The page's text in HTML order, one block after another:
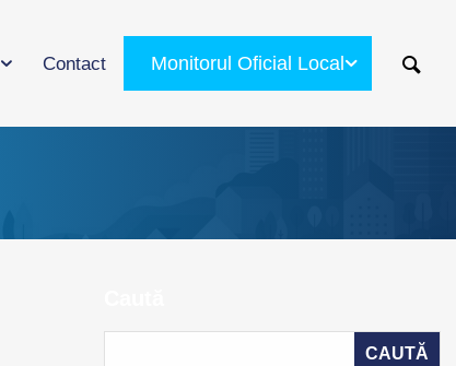
Contact Monitorul Oficial Local